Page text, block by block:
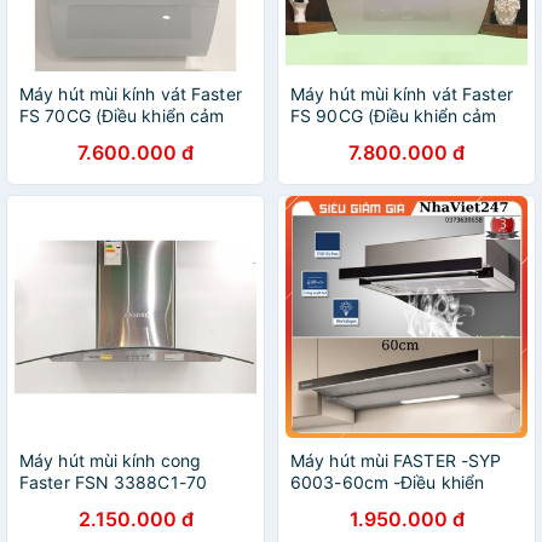
Máy hút mùi kính vát Faster
FS 70CG (Điều khiển cảm
dụng, Hẹn giờ tắt, BH 2
Năm)
7.600.000 đ
Máy hút mùi kính vát Faster
FS 90CG (Điều khiển cảm
dụng, Hẹn giờ tắt, BH 2
Năm)
7.800.000 đ
Máy hút mùi kính cong
Faster FSN 3388C1-70
Chính Hãng 24 Tháng)
2.150.000 đ
Máy hút mùi FASTER -SYP
6003-60cm -Điều khiển
khói nhà bếp đẹp,bền,hút
1.950.000 đ